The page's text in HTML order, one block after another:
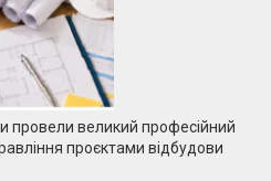
провели великий професійний
проєктами відбудови